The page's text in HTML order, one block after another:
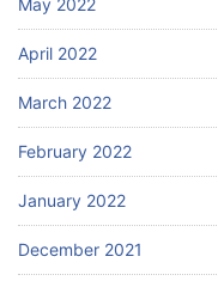
May 2022
April 2022
March 2022
February 2022
January 2022
December 2021